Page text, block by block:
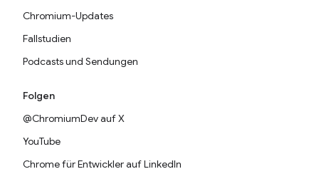
Chromium-Updates
Fallstudien
Podcasts und Sendungen
Folgen
@ChromiumDev auf X
YouTube
Chrome für Entwickler auf LinkedIn